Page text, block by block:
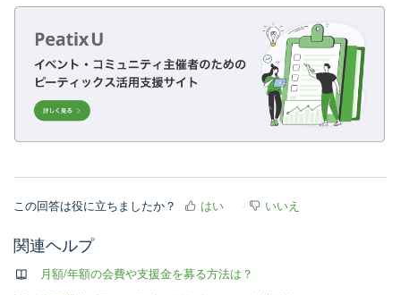
この回答は役に立ちましたか？ はい いいえ
関連ヘルプ
月額/年額の会費や支援金を募る方法は？